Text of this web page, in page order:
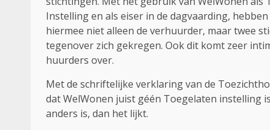
Instelling en als eiser in de dagvaarding,
hiermee niet alleen de verhuurder, maar twee
tegenover zich gekregen. Ook dit komt zeer
huurders over.
Met de schriftelijke verklaring van de
dat WelWonen juist géén Toegelaten instelling
anders is, dan het lijkt.